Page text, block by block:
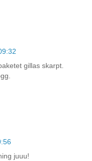
gillas skarpt.
juuu!